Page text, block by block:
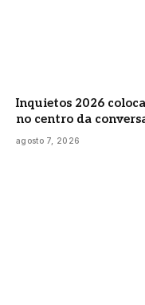
Inquietos 2026
no centro da
agosto 7, 2026